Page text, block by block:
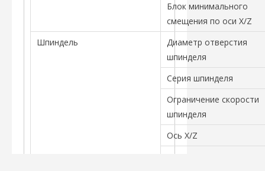
Блок минимального
смещения по оси X/Z
Шпиндель
Диаметр отверстия
шпинделя
Серия шпинделя
Ограничение скорости
шпинделя
Ось X/Z
Скорость ускоренного